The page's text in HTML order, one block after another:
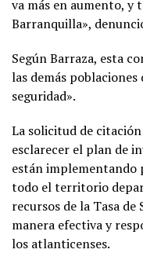
va más en aumento, y
Barranquilla»,
Según Barraza, esta
las demás
seguridad».
La solicitud de
esclarecer el plan de
están implementando
todo el territorio
recursos de la Tasa
manera efectiva y
los atlanticenses.